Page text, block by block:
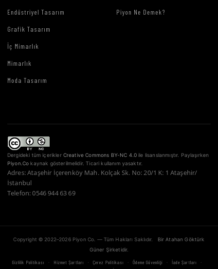
Endüstriyel Tasarım
Grafik Tasarım
İç Mimarlık
Mimarlık
Moda Tasarım
Piyon Ne Demek?
Dergideki tüm içerikler Creative Commons BY-NC 4.0 ile lisanslanmıştır. Paylaşırken
Piyon.Co kaynak gösterilmelidir. Ticari kullanım yasaktır.
Adres: Ataşehir İçerenköy Mah. Kolçak Sk. No: 20/1 K: 1 Ataşehir/
İstanbul
Telefon: 0546 944 63 69
Copyright © 2022–2026 Piyon Co. — Tüm Hakları Saklıdır.
Bir Atahan Göktürk
Güner Şirketidir.
Gizlilik Politikası · Hizmet Şartları · Çerez Politikası · Ödeme Güvenliği · İade Şartları ·